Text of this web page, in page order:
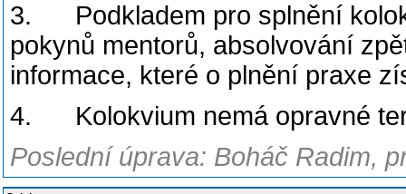
3. Podkladem pro splnění
pokynů mentorů, absolvování
informace, které o plnění praxe
4. Kolokvium nemá opravné
Poslední úprava: Boháč Radim,